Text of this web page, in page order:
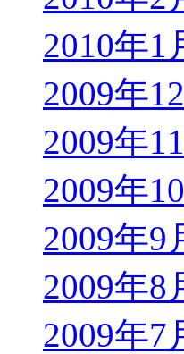
2010年1
2009年
2009年
2009年
2009年9
2009年8
2009年7